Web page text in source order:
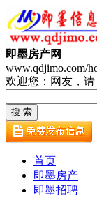
即墨房产网
www.qdjimo.com/
欢迎您：网友，请
首页
即墨房产
即墨招聘